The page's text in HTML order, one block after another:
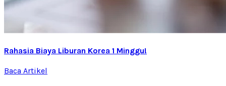
Rahasia Biaya Liburan Korea 1 Minggu!
Baca Artikel